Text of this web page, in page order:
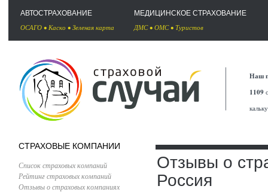
АВТОСТРАХОВАНИЕ
ОСАГО • Каско • Зеленая карта
МЕДИЦИНСКОЕ СТРАХОВАНИЕ
ДМС• ОМС• Туристов
Наш
1109
СТРАХОВЫЕ КОМПАНИИ
Список страховых компаний
Рейтинг страховых компаний
Отзывы о страховых компаниях
Отзывы о
Россия